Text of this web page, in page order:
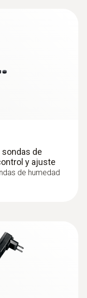
de
y ajuste
de humedad